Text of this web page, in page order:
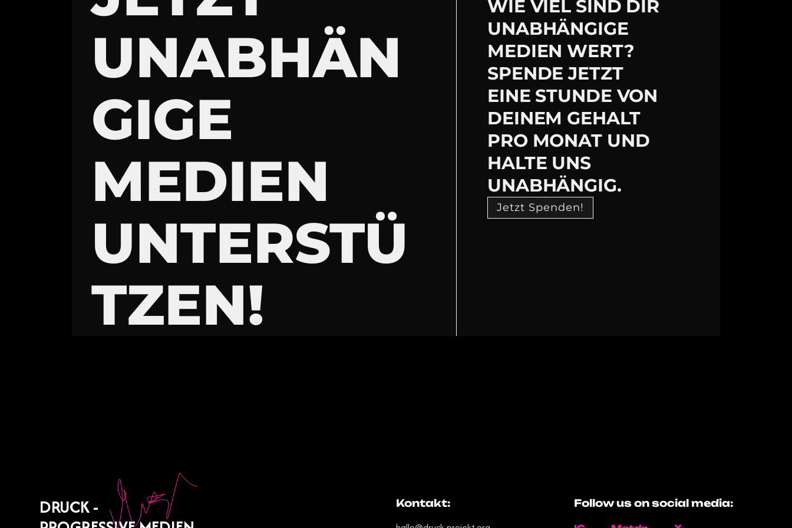
UNABHÄN
GIGE
MEDIEN
UNTERSTÜ
TZEN!
WIE VIEL SIND DIR
UNABHÄNGIGE
MEDIEN WERT?
SPENDE JETZT
EINE STUNDE VON
DEINEM GEHALT
PRO MONAT UND
HALTE UNS
UNABHÄNGIG.
Jetzt Spenden!
DRUCK -
Kontakt:
Follow us on social media: